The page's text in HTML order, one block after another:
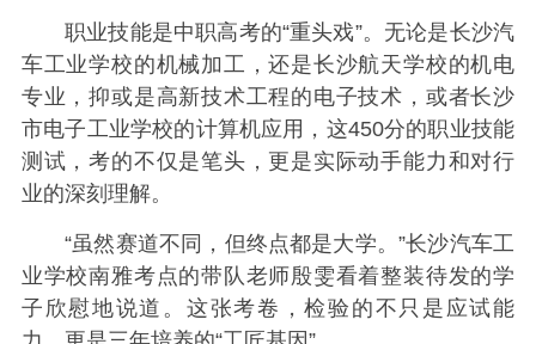
职业技能是中职高考的“重头戏”。无论是长沙汽
车工业学校的机械加工，还是长沙航天学校的机电
专业，抑或是高新技术工程的电子技术，或者长沙
市电子工业学校的计算机应用，这450分的职业技能
测试，考的不仅是笔头，更是实际动手能力和对行
业的深刻理解。
“虽然赛道不同，但终点都是大学。”长沙汽车工
业学校南雅考点的带队老师殷雯看着整装待发的学
子欣慰地说道。这张考卷，检验的不只是应试能